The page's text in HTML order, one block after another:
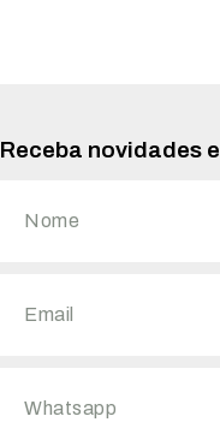
Receba novidades